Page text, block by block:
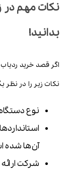
نکات مهم در
بدانید!
اگر قصد خرید
نکات زیر را در نظر
نوع
آن‌ها شده
شرکت ارائه